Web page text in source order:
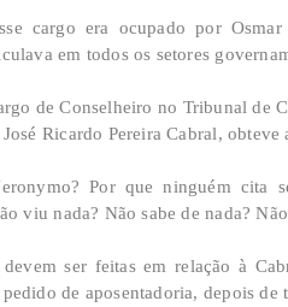
cargo era ocupado por
em todos os setores
de Conselheiro no Tribunal de
Ricardo Pereira Cabral, obteve
Por que ninguém cita
viu nada? Não sabe de nada?
devem ser feitas em relação à
de aposentadoria, depois